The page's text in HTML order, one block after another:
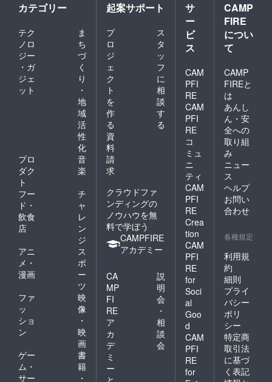
カテゴリー
テク
ノロ
ジー
・ガ
ジェ
ット
ま
ち
づ
く
り
・
地
域
活
性
化
プロ
ダク
ト
音
楽
フー
ド・
飲食
店
チ
ャ
レ
ン
ジ
アニ
メ・
漫画
ス
ポ
ー
ツ
ファ
ッ
ショ
ン
映
像
・
映
画
ゲー
ム・
サー
書
籍
・
起案サポート
プ
ロ
ジ
ェ
ク
ト
を
作
る
ス
タ
ッ
フ
に
相
談
す
る
資
料
請
求
クラウドファ
ンディングの
ノウハウを無
料で学ぼう
CAMPFIRE
アカデミー
CA
MP
FI
RE
ア
カ
デ
ミ
ー
説
明
会
・
相
談
会
サ
ー
ビ
ス
CAM
PFI
RE
CAM
PFI
RE
コ
ミュ
ニ
ティ
CAM
PFI
RE
Crea
tion
CAM
PFI
RE
for
Soci
al
Goo
d
CAM
PFI
RE
for
CAMP
FIRE
につい
て
CAMP
FIREと
は
あんし
ん・安
全への
取り組
み
ニュー
ス
ヘルプ
お問い
合わせ
各種規定
利用規
約
細則
プライ
バシー
ポリ
シー
特定商
取引法
に基づ
く表記